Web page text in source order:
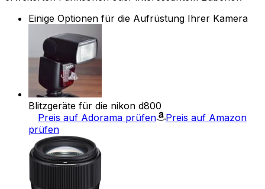
Einige Optionen für die Aufrüstung Ihrer Kamera
Blitzgeräte für die nikon d800
Preis auf Adorama prüfen
Preis auf Amazon
prüfen